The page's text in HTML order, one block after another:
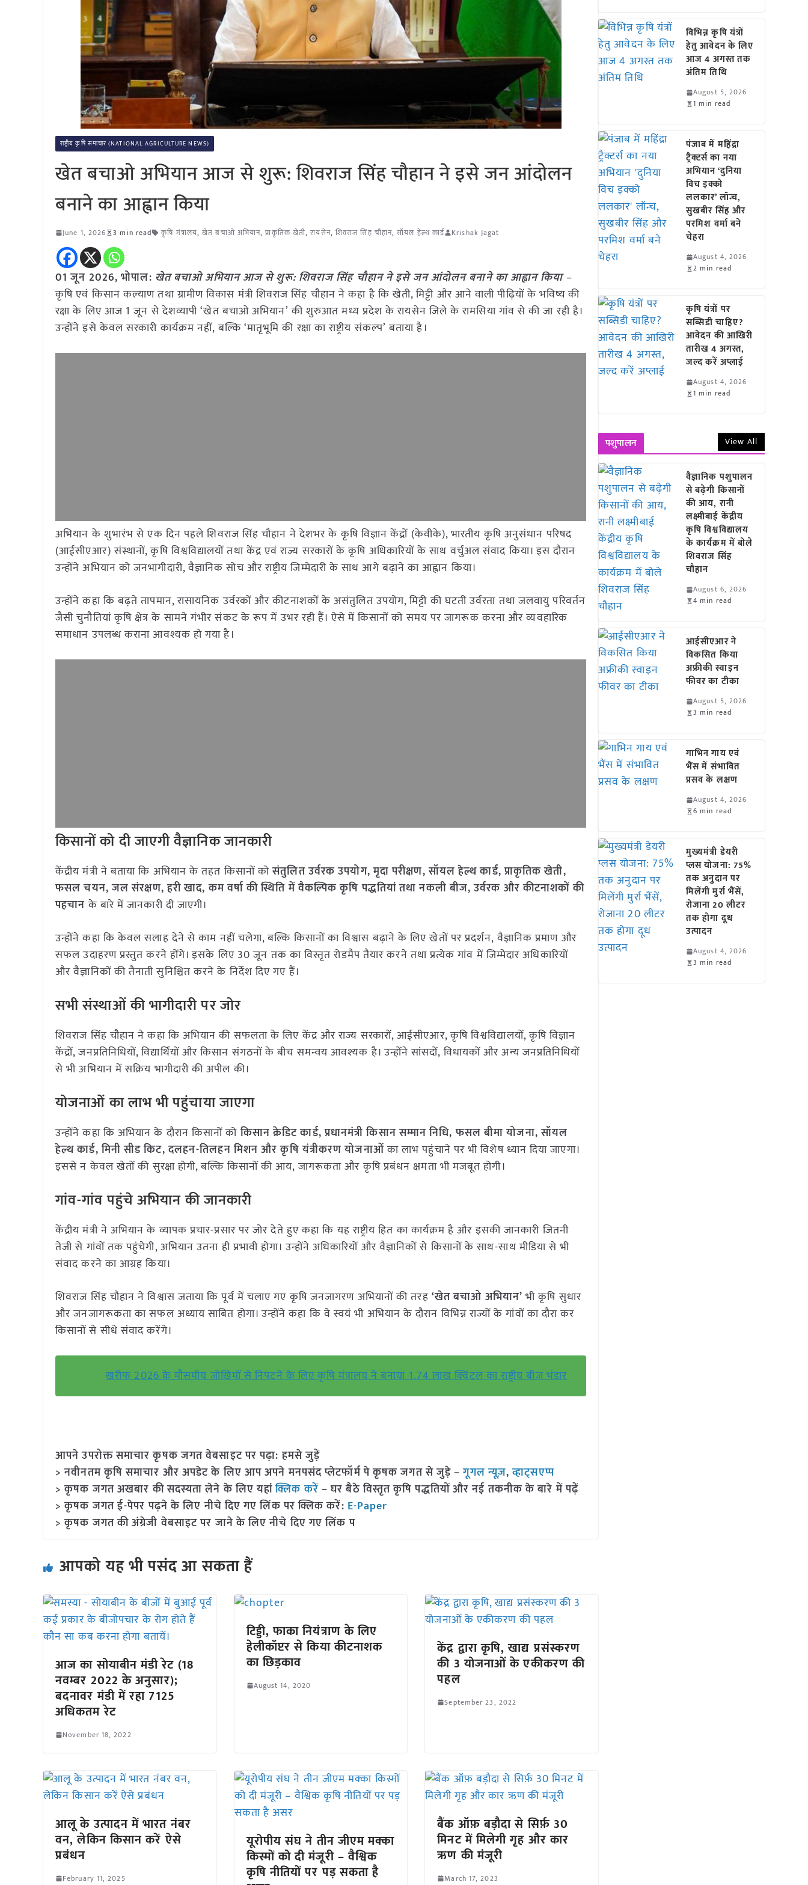
राष्ट्रीय कृषि समाचार (NATIONAL AGRICULTURE NEWS)
खेत बचाओ अभियान आज से शुरू: शिवराज सिंह चौहान ने इसे जन आंदोलन
बनाने का आह्वान किया
June 1, 2026 3 min read कृषि मंत्रालय,खेत बचाओ अभियान,प्राकृतिक खेती,रायसेन, शिवराज सिंह चौहान,सॉयल हेल्थ कार्ड Krishak Jagat
01 जून 2026, भोपाल: खेत बचाओ अभियान आज से शुरू: शिवराज सिंह चौहान ने इसे जन आंदोलन बनाने का आह्वान किया–
कृषि एवं किसान कल्याण तथा ग्रामीण विकास मंत्री शिवराज सिंह चौहान ने कहा है कि खेती, मिट्टी और आने वाली पीढ़ियों के भविष्य की
रक्षा के लिए आज 1 जून से देशव्यापी ‘खेत बचाओ अभियान’ की शुरुआत मध्य प्रदेश के रायसेन जिले के रामसिया गांव से की जा रही है।
उन्होंने इसे केवल सरकारी कार्यक्रम नहीं, बल्कि ‘मातृभूमि की रक्षा का राष्ट्रीय संकल्प’ बताया है।
अभियान के शुभारंभ से एक दिन पहले शिवराज सिंह चौहान ने देशभर के कृषि विज्ञान केंद्रों (केवीके), भारतीय कृषि अनुसंधान परिषद
(आईसीएआर) संस्थानों, कृषि विश्वविद्यालयों तथा केंद्र एवं राज्य सरकारों के कृषि अधिकारियों के साथ वर्चुअल संवाद किया। इस दौरान
उन्होंने अभियान को जनभागीदारी, वैज्ञानिक सोच और राष्ट्रीय जिम्मेदारी के साथ आगे बढ़ाने का आह्वान किया।
उन्होंने कहा कि बढ़ते तापमान, रासायनिक उर्वरकों और कीटनाशकों के असंतुलित उपयोग, मिट्टी की घटती उर्वरता तथा जलवायु परिवर्तन
जैसी चुनौतियां कृषि क्षेत्र के सामने गंभीर संकट के रूप में उभर रही हैं। ऐसे में किसानों को समय पर जागरूक करना और व्यवहारिक
समाधान उपलब्ध कराना आवश्यक हो गया है।
किसानों को दी जाएगी वैज्ञानिक जानकारी
केंद्रीय मंत्री ने बताया कि अभियान के तहत किसानों कोसंतुलित उर्वरक उपयोग, मृदा परीक्षण, सॉयल हेल्थ कार्ड, प्राकृतिक खेती,
फसल चयन, जल संरक्षण, हरी खाद, कम वर्षा की स्थिति में वैकल्पिक कृषि पद्धतियां तथा नकली बीज, उर्वरक और कीटनाशकों की
पहचान के बारे में जानकारी दी जाएगी।
उन्होंने कहा कि केवल सलाह देने से काम नहीं चलेगा, बल्कि किसानों का विश्वास बढ़ाने के लिए खेतों पर प्रदर्शन, वैज्ञानिक प्रमाण और
सफल उदाहरण प्रस्तुत करने होंगे। इसके लिए 30 जून तक का विस्तृत रोडमैप तैयार करने तथा प्रत्येक गांव में जिम्मेदार अधिकारियों
और वैज्ञानिकों की तैनाती सुनिश्चित करने के निर्देश दिए गए हैं।
सभी संस्थाओं की भागीदारी पर जोर
शिवराज सिंह चौहान ने कहा कि अभियान की सफलता के लिए केंद्र और राज्य सरकारों, आईसीएआर, कृषि विश्वविद्यालयों, कृषि विज्ञान
केंद्रों, जनप्रतिनिधियों, विद्यार्थियों और किसान संगठनों के बीच समन्वय आवश्यक है। उन्होंने सांसदों, विधायकों और अन्य जनप्रतिनिधियों
से भी अभियान में सक्रिय भागीदारी की अपील की।
योजनाओं का लाभ भी पहुंचाया जाएगा
उन्होंने कहा कि अभियान के दौरान किसानों कोकिसान क्रेडिट कार्ड, प्रधानमंत्री किसान सम्मान निधि, फसल बीमा योजना, सॉयल
हेल्थ कार्ड, मिनी सीड किट, दलहन-तिलहन मिशन और कृषि यंत्रीकरण योजनाओंका लाभ पहुंचाने पर भी विशेष ध्यान दिया जाएगा।
इससे न केवल खेतों की सुरक्षा होगी, बल्कि किसानों की आय, जागरूकता और कृषि प्रबंधन क्षमता भी मजबूत होगी।
गांव-गांव पहुंचे अभियान की जानकारी
केंद्रीय मंत्री ने अभियान के व्यापक प्रचार-प्रसार पर जोर देते हुए कहा कि यह राष्ट्रीय हित का कार्यक्रम है और इसकी जानकारी जितनी
तेजी से गांवों तक पहुंचेगी, अभियान उतना ही प्रभावी होगा। उन्होंने अधिकारियों और वैज्ञानिकों से किसानों के साथ-साथ मीडिया से भी
संवाद करने का आग्रह किया।
शिवराज सिंह चौहान ने विश्वास जताया कि पूर्व में चलाए गए कृषि जनजागरण अभियानों की तरह‘खेत बचाओ अभियान’ भी कृषि सुधार
और जनजागरूकता का सफल अध्याय साबित होगा। उन्होंने कहा कि वे स्वयं भी अभियान के दौरान विभिन्न राज्यों के गांवों का दौरा कर
किसानों से सीधे संवाद करेंगे।
खरीफ 2026 के मौसमीय जोखिमों से निपटने के लिए कृषि मंत्रालय ने बनाया 1.74 लाख क्विंटल का राष्ट्रीय बीज भंडार
आपने उपरोक्त समाचार कृषक जगत वेबसाइट पर पढ़ा: हमसे जुड़ें
> नवीनतम कृषि समाचार और अपडेट के लिए आप अपने मनपसंद प्लेटफॉर्म पे कृषक जगत से जुड़े –गूगल न्यूज़,व्हाट्सएप्प
> कृषक जगत अखबार की सदस्यता लेने के लिए यहांक्लिक करें – घर बैठे विस्तृत कृषि पद्धतियों और नई तकनीक के बारे में पढ़ें
> कृषक जगत ई-पेपर पढ़ने के लिए नीचे दिए गए लिंक पर क्लिक करें: E-Paper
> कृषक जगत की अंग्रेजी वेबसाइट पर जाने के लिए नीचे दिए गए लिंक प
आपको यह भी पसंद आ सकता हैं
आज का सोयाबीन मंडी रेट (18
नवम्बर 2022 के अनुसार);
बदनावर मंडी में रहा 7125
अधिकतम रेट
November 18, 2022
टिड्डी, फाका नियंत्राण के लिए
हेलीकॉप्टर से किया कीटनाशक
का छिड़काव
August 14, 2020
केंद्र द्वारा कृषि, खाद्य प्रसंस्करण
की 3 योजनाओं के एकीकरण की
पहल
September 23, 2022
आलू के उत्पादन में भारत नंबर
वन, लेकिन किसान करें ऐसे
प्रबंधन
February 11, 2025
यूरोपीय संघ ने तीन जीएम मक्का
किस्मों को दी मंजूरी – वैश्विक
कृषि नीतियों पर पड़ सकता है
बैंक ऑफ़ बड़ौदा से सिर्फ़ 30
मिनट में मिलेगी गृह और कार
ऋण की मंजूरी
March 17, 2023
विभिन्न कृषि यंत्रों
हेतु आवेदन के लिए
आज 4 अगस्त तक
अंतिम तिथि
August 5, 2026
1 min read
पंजाब में महिंद्रा
ट्रैक्टर्स का नया
अभियान ‘दुनिया
विच इक्को
ललकार’ लॉन्च,
सुखबीर सिंह और
परमिश वर्मा बने
चेहरा
August 4, 2026
2 min read
कृषि यंत्रों पर
सब्सिडी चाहिए?
आवेदन की आखिरी
तारीख 4 अगस्त,
जल्द करें अप्लाई
August 4, 2026
1 min read
पशुपालन View All
वैज्ञानिक पशुपालन
से बढ़ेगी किसानों
की आय, रानी
लक्ष्मीबाई केंद्रीय
कृषि विश्वविद्यालय
के कार्यक्रम में बोले
शिवराज सिंह
चौहान
August 6, 2026
4 min read
आईसीएआर ने
विकसित किया
अफ्रीकी स्वाइन
फीवर का टीका
August 5, 2026
3 min read
गाभिन गाय एवं
भैंस में संभावित
प्रसव के लक्षण
August 4, 2026
6 min read
मुख्यमंत्री डेयरी
प्लस योजना: 75%
तक अनुदान पर
मिलेंगी मुर्रा भैंसें,
रोजाना 20 लीटर
तक होगा दूध
उत्पादन
August 4, 2026
3 min read